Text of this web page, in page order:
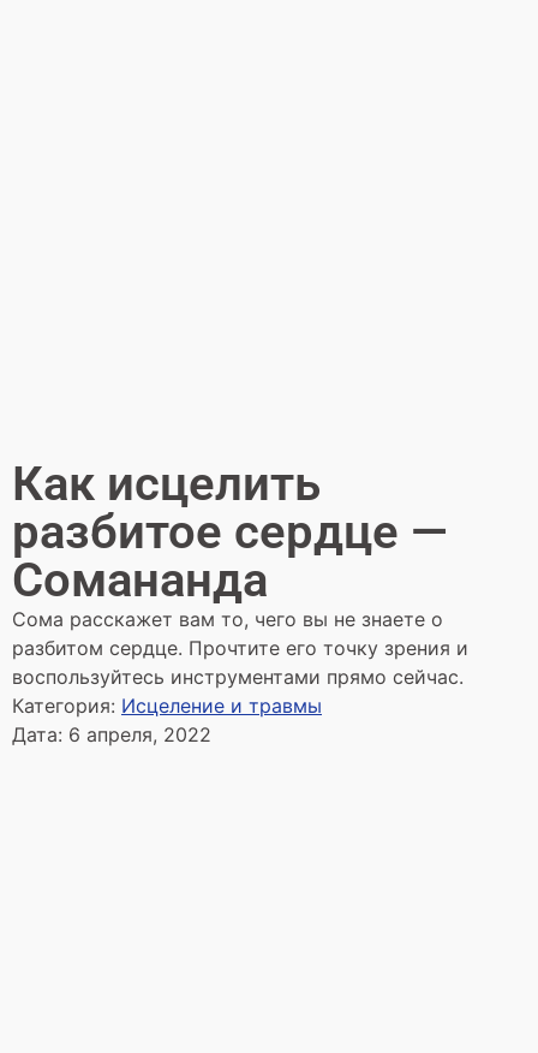
Как исцелить
разбитое сердце​ —
Сомананда
Сома расскажет вам то, чего вы не знаете о
разбитом сердце. Прочтите его точку зрения и
воспользуйтесь инструментами прямо сейчас.
Категория: Исцеление и травмы
Дата: 6 апреля, 2022